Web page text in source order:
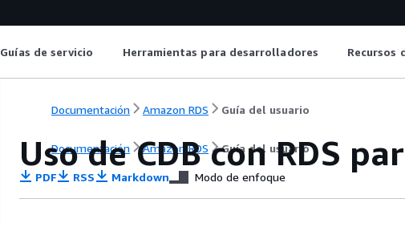
Guías de servicio Herramientas para desarrolladores Recursos
Documentación Amazon RDS Guía del usuario
Documentación Amazon RDS Guía del usuario
Uso de CDB con RDS
PDF RSS Markdown Modo de enfoque